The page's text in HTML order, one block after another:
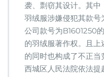
袭、剽窃其设计。其中
羽绒服涉嫌侵犯其款
公司款号为B1601250
的羽绒服著作权。且
的同时也构成了不正
西城区人民法院依法提